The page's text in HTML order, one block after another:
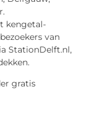
kengetal-
van
StationDelft.nl,
gratis